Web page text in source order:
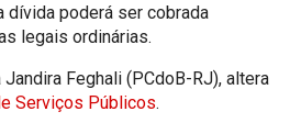
dívida poderá ser cobrada
legais ordinárias.
Feghali (PCdoB-RJ), altera
Serviços Públicos.